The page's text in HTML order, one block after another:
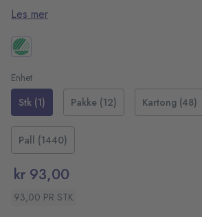
Les mer
Enhet
Stk (1)
Pakke (12) Kartong (48)
Pall (1440)
kr 93,00
93,00 PR STK